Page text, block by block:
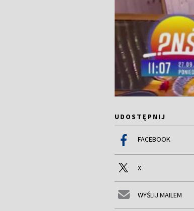
UDOSTĘPNIJ
FACEBOOK
X
WYŚLIJ MAILEM